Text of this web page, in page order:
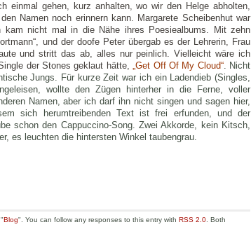
einmal gehen, kurz anhalten, wo wir den Helge abholten,
Namen noch erinnern kann. Margarete Scheibenhut war
nicht mal in die Nähe ihres Poesiealbums. Mit zehn
und der doofe Peter übergab es der Lehrerin, Frau
und stritt das ab, alles nur peinlich. Vielleicht wäre ich
der Stones geklaut hätte,„Get Off Of My Cloud“. Nicht
Jungs. Für kurze Zeit war ich ein Ladendieb (Singles,
wollte den Zügen hinterher in die Ferne, voller
Namen, aber ich darf ihn nicht singen und sagen hier,
sich herumtreibenden Text ist frei erfunden, und der
schon den Cappuccino-Song. Zwei Akkorde, kein Kitsch,
es leuchten die hintersten Winkel taubengrau.
Blog". You can follow any responses to this entry with RSS 2.0 . Both